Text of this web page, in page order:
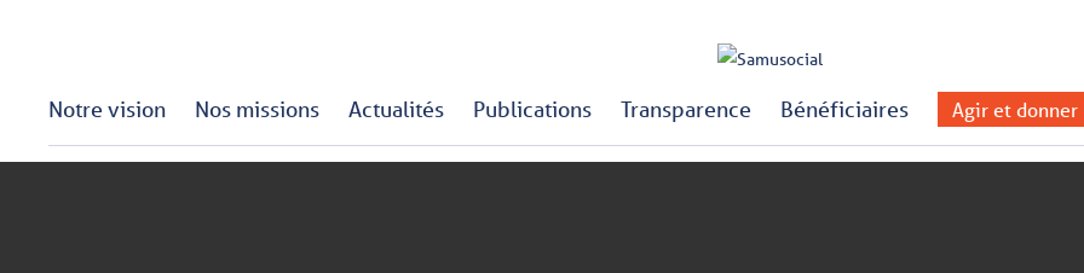
Notre vision Nos missions Actualités Publications Transparence Bénéficiaires Agir et donner